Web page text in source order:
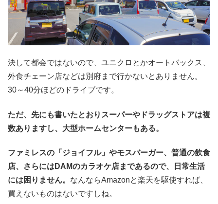
決して都会ではないので、ユニクロとかオートバックス、
外食チェーン店などは別府まで行かないとありません。
30～40分ほどのドライブです。
ただ、先にも書いたとおりスーパーやドラッグストアは複
数ありますし、大型ホームセンターもある。
ファミレスの「ジョイフル」やモスバーガー、普通の飲食
店、さらにはDAMのカラオケ店まであるので、日常生活
には困りません。 なんならAmazonと楽天を駆使すれば、
買えないものはないですしね。